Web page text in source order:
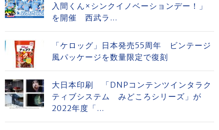
入間くん×シンクイノベーションデー！」
を開催 西武ラ...
「ケロッグ」日本発売55周年 ビンテージ
風パッケージを数量限定で復刻
大日本印刷 「DNPコンテンツインタラク
ティブシステム みどころシリーズ」が
2022年度「...